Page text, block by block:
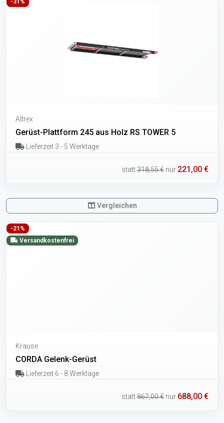
-31%
Altrex
Gerüst-Plattform 245 aus Holz RS TOWER 5
Lieferzeit 3 - 5 Werktage
statt318,55 € nur 221,00 €
Vergleichen
-21%
Versandkostenfrei
Krause
CORDA Gelenk-Gerüst
Lieferzeit 6 - 8 Werktage
statt867,00 € nur 688,00 €